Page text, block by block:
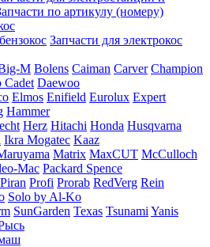
по артикулу (номеру)
Запчасти для электрокос
M Bolens Caiman Carver Champion
Cadet Daewoo
Elmos Enifield Eurolux Expert
Hammer
Herz Hitachi Honda Husqvarna
Ikra Mogatec Kaaz
Matrix MaxCUT McCulloch
Mac Packard Spence
Piran Profi Prorab RedVerg Rein
Solo by Al-Ko
SunGarden Texas Tsunami Yanis